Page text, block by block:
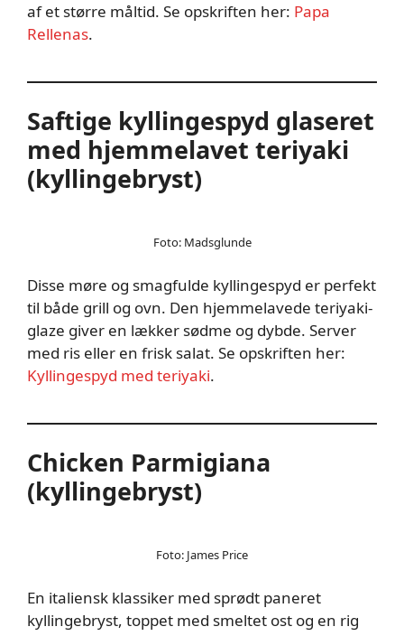
af et større måltid. Se opskriften her: Papa
Rellenas.
Saftige kyllingespyd glaseret
med hjemmelavet teriyaki
(kyllingebryst)
Foto: Madsglunde
Disse møre og smagfulde kyllingespyd er perfekt
til både grill og ovn. Den hjemmelavede teriyaki-
glaze giver en lækker sødme og dybde. Server
med ris eller en frisk salat. Se opskriften her:
Kyllingespyd med teriyaki.
Chicken Parmigiana
(kyllingebryst)
Foto: James Price
En italiensk klassiker med sprødt paneret
kyllingebryst, toppet med smeltet ost og en rig